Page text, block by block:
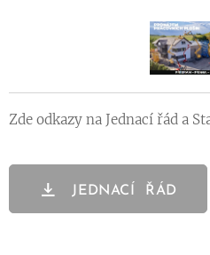
Zde odkazy na Jednací řád a
JEDNACÍ ŘÁD